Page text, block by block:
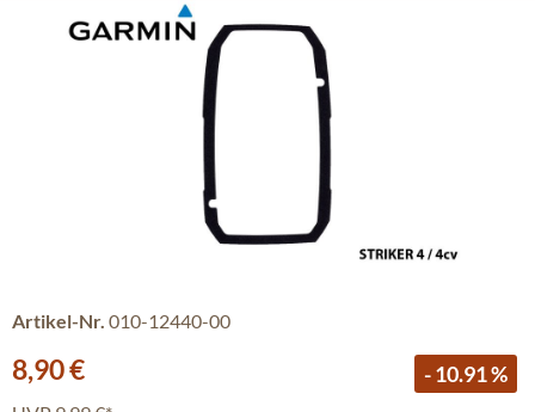
Bildergalerie überspringen
Artikel-Nr. 010-12440-00
Verkaufspreis:
8,90 € - 10.91 %